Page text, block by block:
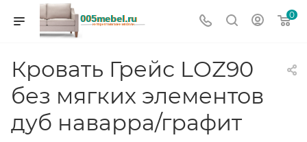
0
Кровать Грейс LOZ90
без мягких элементов
дуб наварра/графит